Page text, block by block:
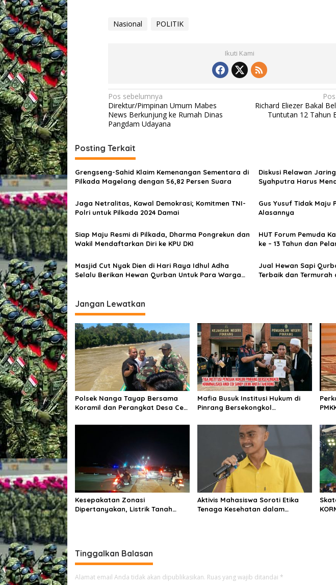
Nasional POLITIK
Ikuti Kami
N
a
v
i
g
a
s
i
p
s
Pos sebelumnya
Direktur/Pimpinan Umum Mabes
News Berkunjung ke Rumah Dinas
Pangdam Udayana
Richard Eliezer Bakal
Tuntutan 12 Tahun
Posting Terkait
Grengseng-Sahid Klaim Kemenangan Sementara di
Pilkada Magelang dengan 56,82 Persen Suara
Diskusi Relawan
Syahputra Harus
Jaga Netralitas, Kawal Demokrasi; Komitmen TNI-
Polri untuk Pilkada 2024 Damai
Gus Yusuf Tidak Maju
Alasannya
Siap Maju Resmi di Pilkada, Dharma Pongrekun dan
Wakil Mendaftarkan Diri ke KPU DKI
HUT Forum Pemuda
ke – 13 Tahun dan
Masjid Cut Nyak Dien di Hari Raya Idhul Adha
Selalu Berikan Hewan Qurban Untuk Para Warga
Jual Hewan Sapi
Terbaik dan
Jangan Lewatkan
Polsek Nanga Tayap Bersama
Koramil dan Perangkat Desa Cek
Mafia Busuk Institusi Hukum di
Pinrang Bersekongkol
Kesepakatan Zonasi
Dipertanyakan, Listrik Tanah
Aktivis Mahasiswa Soroti Etika
Tenaga Kesehatan dalam
Tinggalkan Balasan
Alamat email Anda tidak akan dipublikasikan. Ruas yang wajib ditandai *